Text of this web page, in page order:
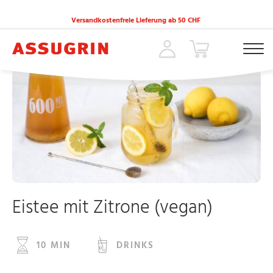
Versandkostenfreie Lieferung ab 50 CHF
ACCUEIL REZEPTE » EISTEE MIT ZITRONE (VEGAN)
Eistee mit Zitrone (vegan)
10 MIN DRINKS